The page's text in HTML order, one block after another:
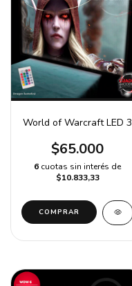
World of Warcraft LED 3
$65.000
6 cuotas sin interés de
$10.833,33
COMPRAR